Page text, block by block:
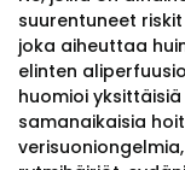
suurentuneet
joka aiheuttaa
elinten
huomioi
samanaikaisia